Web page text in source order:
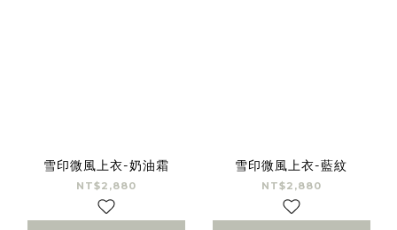
雪印微風上衣-奶油霜
NT$2,880
雪印微風上衣-藍紋
NT$2,880